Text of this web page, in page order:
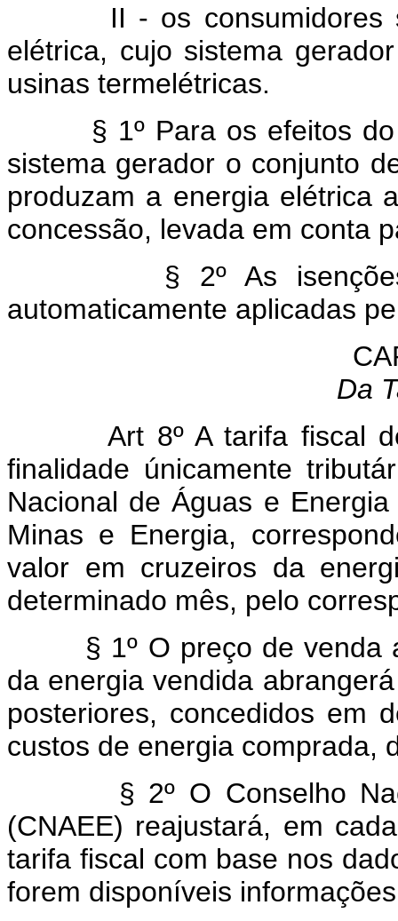
II - os consumidores
elétrica, cujo sistema
usinas termelétricas.
§ 1º Para os efeitos do
sistema gerador o conjunto
produzam a energia elétrica
concessão, levada em conta
§ 2º As isenções
automaticamente aplicadas
Da
Art 8º A tarifa fiscal
finalidade únicamente
Nacional de Águas e
Minas e Energia,
valor em cruzeiros da
determinado mês, pelo
§ 1º O preço de venda a
da energia vendida
posteriores, concedidos em
custos de energia comprada,
§ 2º O Conselho
(CNAEE) reajustará, em
tarifa fiscal com base nos
forem disponíveis